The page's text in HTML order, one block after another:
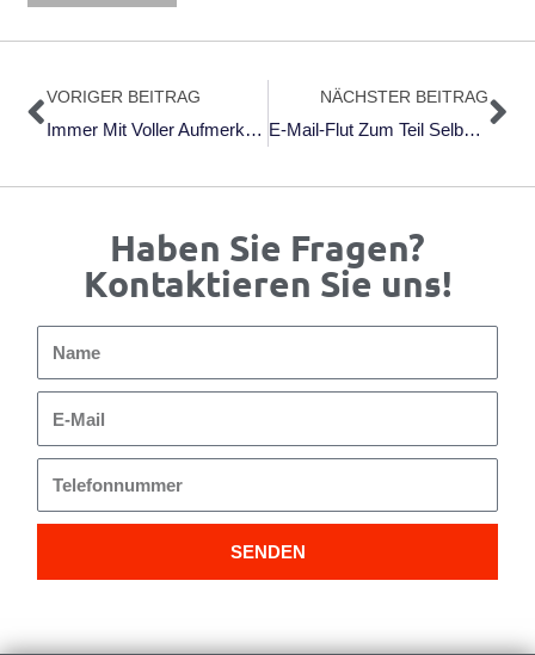
Zurück
VORIGER BEITRAG
Immer Mit Voller Aufmerksamkeit Dabei!?
NÄCHSTER BEITRAG
E-Mail-Flut Zum Teil Selbst Verschuldet
Haben Sie Fragen?
Kontaktieren Sie uns!
Mail
SENDEN